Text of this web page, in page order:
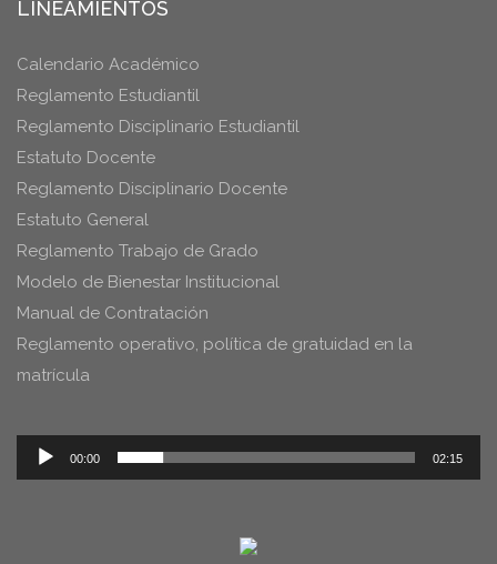
LINEAMIENTOS
Calendario Académico
Reglamento Estudiantil
Reglamento Disciplinario Estudiantil
Estatuto Docente
Reglamento Disciplinario Docente
Estatuto General
Reglamento Trabajo de Grado
Modelo de Bienestar Institucional
Manual de Contratación
Reglamento operativo, política de gratuidad en la
matrícula
Reproductor
de
00:00 02:15